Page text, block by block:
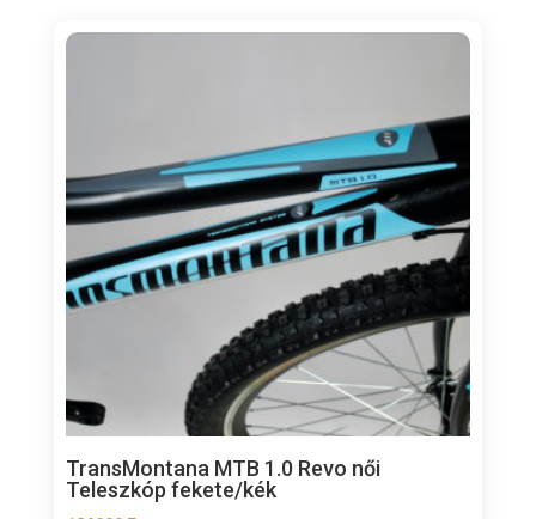
TransMontana MTB 1.0 Revo női
Teleszkóp fekete/kék